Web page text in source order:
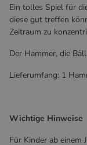
Ein tolles Spiel für
diese gut treffen
Zeitraum zu
Der Hammer, die
Lieferumfang: 1
Wichtige Hinweise
Für Kinder ab einem